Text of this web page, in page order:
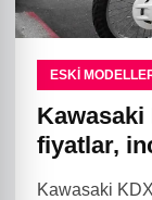
ESKI
Kawasaki
fiyatlar,
Kawasaki